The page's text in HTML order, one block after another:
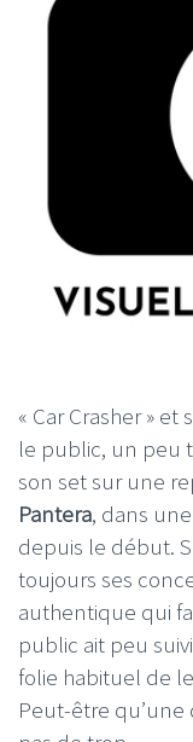
« Car Crasher »
le public, un peu
son set sur une
Pantera, dans
depuis le début.
toujours ses
authentique qui
public ait peu
folie habituel de
Peut-être qu’une